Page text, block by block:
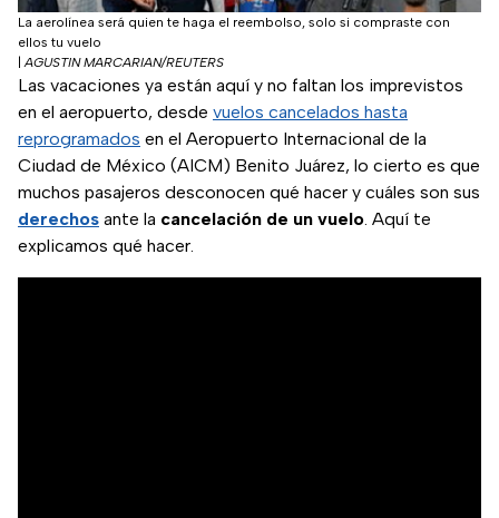
La aerolínea será quien te haga el reembolso, solo si compraste con
ellos tu vuelo
|AGUSTIN MARCARIAN/REUTERS
Las vacaciones ya están aquí y no faltan los imprevistos
en el aeropuerto, desde vuelos cancelados hasta
reprogramados en el Aeropuerto Internacional de la
Ciudad de México (AICM) Benito Juárez, lo cierto es que
muchos pasajeros desconocen qué hacer y cuáles son sus
derechos ante la cancelación de un vuelo. Aquí te
explicamos qué hacer.